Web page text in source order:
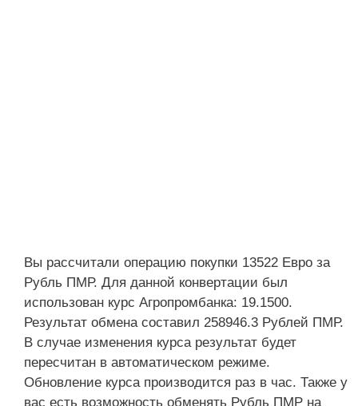
Вы рассчитали операцию покупки 13522 Евро за
Рубль ПМР. Для данной конвертации был
использован курс Агропромбанка: 19.1500.
Результат обмена составил 258946.3 Рублей ПМР.
В случае изменения курса результат будет
пересчитан в автоматическом режиме.
Обновление курса производится раз в час. Также у
вас есть возможность обменять Рубль ПМР на